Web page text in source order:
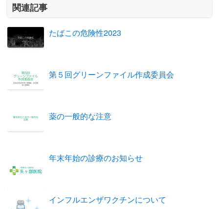
関連記事
たばこの危険性2023
第５回グリーンファイル作成委員会
薬の一般的な注意
年末年始の診療のお知らせ
インフルエンザワクチンについて